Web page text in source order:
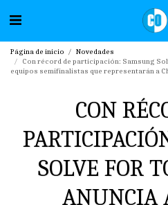
Página de inicio
Novedades
Con récord de participación: Samsung
equipos semifinalistas que representarán a
CON
SOLVE FOR
ANUNCIA